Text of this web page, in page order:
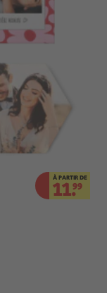
À PARTIR DE
11.99